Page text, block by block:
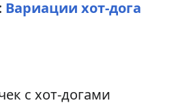
Вариации хот-дога
с хот-догами